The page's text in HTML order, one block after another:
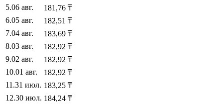
5.06 авг. 181,76 ₸
6.05 авг. 182,51 ₸
7.04 авг. 183,69 ₸
8.03 авг. 182,92 ₸
9.02 авг. 182,92 ₸
10.01 авг. 182,92 ₸
11 .31 июл. 183,25 ₸
12.30 июл. 184,24 ₸